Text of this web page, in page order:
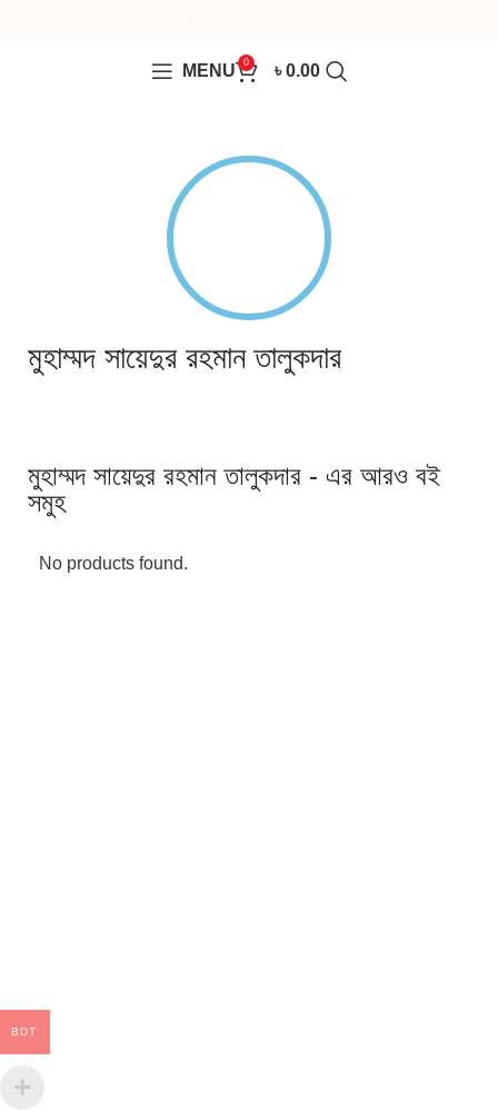
MENU 0 ৳0.00
মুহাম্মদ সায়েদুর রহমান তালুকদার
মুহাম্মদ সায়েদুর রহমান তালুকদার - এর আরও বই
সমুহ
No products found.
BDT